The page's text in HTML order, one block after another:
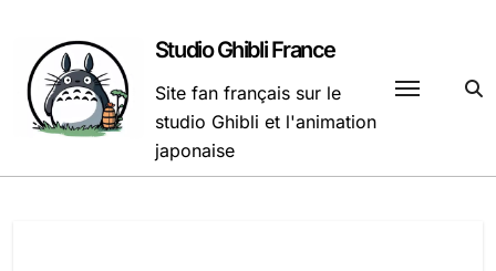
contenu
Studio Ghibli France
Site fan français sur le
studio Ghibli et l'animation
japonaise